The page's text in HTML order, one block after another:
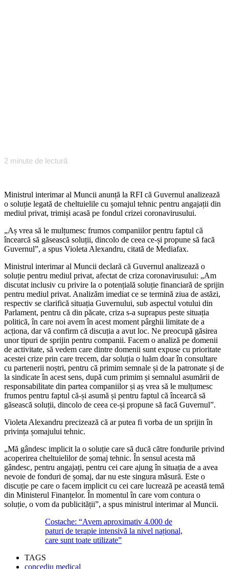
2 minute de lectură
Ministrul interimar al Muncii anunță la RFI că Guvernul analizează
o soluție legată de cheltuielile cu șomajul tehnic pentru angajații din
mediul privat, trimiși acasă pe fondul crizei coronavirusului.
„Aș vrea să le mulțumesc frumos companiilor pentru faptul că
încearcă să găsească soluții, dincolo de ceea ce-și propune să facă
Guvernul”, a spus Violeta Alexandru, citată de Mediafax.
Ministrul interimar al Muncii declară că Guvernul analizează o
soluție pentru mediul privat, afectat de criza coronavirusului: „Am
discutat inclusiv cu privire la o potențială soluție financiară de sprijin
pentru mediul privat. Analizăm imediat ce se termină ziua de astăzi,
respectiv se clarifică situația Guvernului, sub aspectul votului din
Parlament, pentru că din păcate, criza s-a suprapus peste situația
politică, în care noi avem în acest moment pârghii limitate de a
acționa, dar vă confirm că discuția a avut loc. Ne preocupă găsirea
unor tipuri de sprijin pentru companii. Facem o analiză pe domenii
de activitate, să vedem care dintre domenii sunt expuse cu prioritate
acestei crize prin care trecem, dar soluția o luăm doar în consultare
cu partenerii noștri, pentru că primim semnale și de la patronate și de
la sindicate în acest sens, după cum primim și semnalul asumării de
responsabilitate din partea companiilor și aș vrea să le mulțumesc
frumos pentru faptul că-și asumă și pentru faptul că încearcă să
găsească soluții, dincolo de ceea ce-și propune să facă Guvernul”.
Violeta Alexandru precizează că ar putea fi vorba de un sprijin în
privința șomajului tehnic.
„Mă gândesc implicit la o soluție care să ducă către fondurile privind
acoperirea cheltuielilor de șomaj tehnic. În sensul acesta mă
gândesc, pentru angajați, pentru cei care ajung în situația de a avea
nevoie de fonduri de șomaj, dar nu este singura măsură. Este o
discuție pe care o facem implicit cu cei care lucrează pe această temă
din Ministerul Finanțelor. În momentul în care vom contura o
soluție, o vom da publicității”, a spus ministrul interimar al Muncii.
Costache: “Avem aproximativ 4.000 de
paturi de terapie intensivă la nivel național,
care sunt toate utilizate”
TAGS
concediu medical